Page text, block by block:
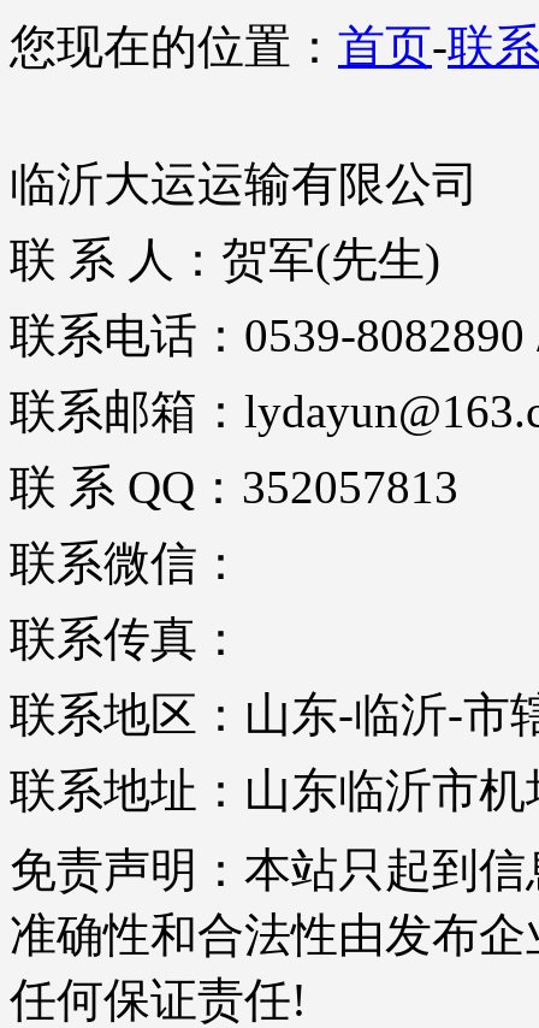
您现在的位置： 首页-联
临沂大运运输有限公司
联 系 人：贺军(先生)
联系电话：0539-8082890
联系邮箱：
联 系 QQ：352057813
联系微信：
联系传真：
联系地区：山东-临沂-市
联系地址：山东临沂市机
免责声明：本站只起到
准确性和合法性由发布
任何保证责任!